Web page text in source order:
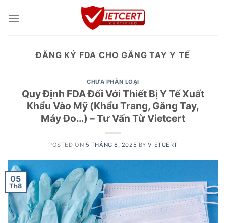
ĐĂNG KÝ FDA CHO GĂNG TAY Y TẾ
CHƯA PHÂN LOẠI
Quy Định FDA Đối Với Thiết Bị Y Tế Xuất
Khẩu Vào Mỹ (Khẩu Trang, Găng Tay,
Máy Đo…) – Tư Vấn Từ Vietcert
POSTED ON 5 THÁNG 8, 2025 BYVIETCERT
05
Th8